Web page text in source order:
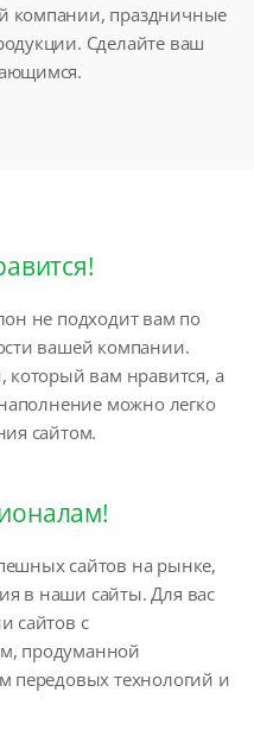
компании, праздничные
Сделайте ваш
не подходит вам по
вашей компании.
который вам нравится, а
можно легко
сайтом.
сайтов на рынке,
в наши сайты. Для вас
сайтов с
продуманной
передовых технологий и